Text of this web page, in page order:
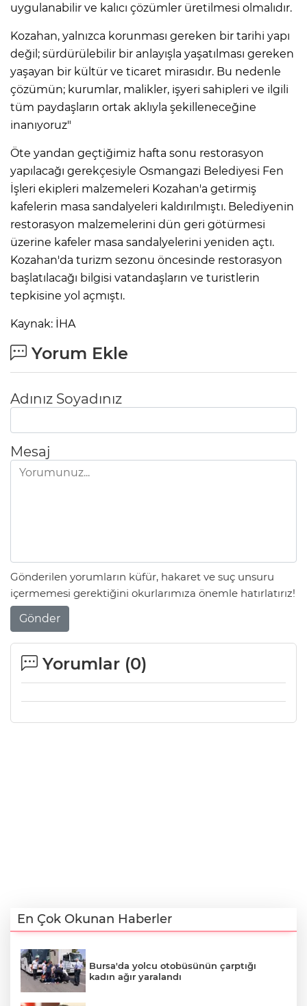
uygulanabilir ve kalıcı çözümler üretilmesi olmalıdır.
Kozahan, yalnızca korunması gereken bir tarihi yapı
değil; sürdürülebilir bir anlayışla yaşatılması gereken
yaşayan bir kültür ve ticaret mirasıdır. Bu nedenle
çözümün; kurumlar, malikler, işyeri sahipleri ve ilgili
tüm paydaşların ortak aklıyla şekilleneceğine
inanıyoruz"
Öte yandan geçtiğimiz hafta sonu restorasyon
yapılacağı gerekçesiyle Osmangazi Belediyesi Fen
İşleri ekipleri malzemeleri Kozahan'a getirmiş
kafelerin masa sandalyeleri kaldırılmıştı. Belediyenin
restorasyon malzemelerini dün geri götürmesi
üzerine kafeler masa sandalyelerini yeniden açtı.
Kozahan'da turizm sezonu öncesinde restorasyon
başlatılacağı bilgisi vatandaşların ve turistlerin
tepkisine yol açmıştı.
Kaynak: İHA
Yorum Ekle
Adınız Soyadınız
Mesaj
Gönderilen yorumların küfür, hakaret ve suç unsuru
içermemesi gerektiğini okurlarımıza önemle hatırlatırız!
Gönder
Yorumlar (0)
En Çok Okunan Haberler
Bursa'da yolcu otobüsünün çarptığı
kadın ağır yaralandı